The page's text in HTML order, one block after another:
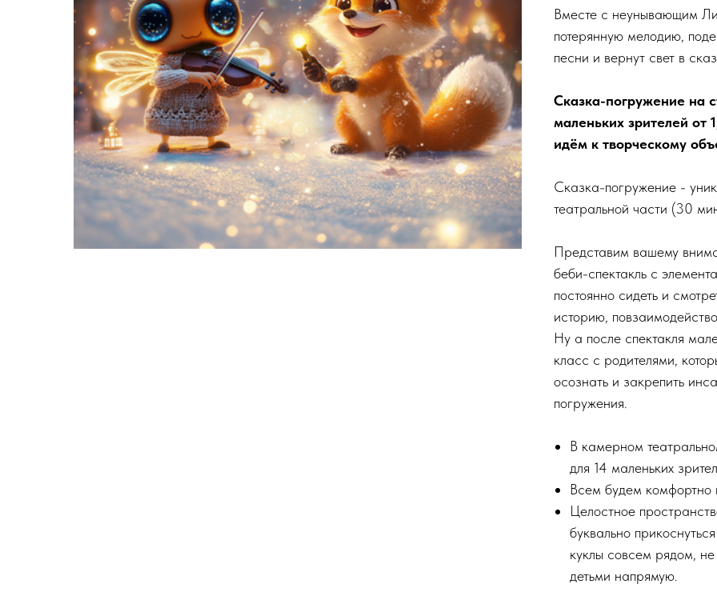
Вместе с неунывающим
потерянную мелодию,
песни и вернут свет в
Сказка-погружение на
маленьких зрителей от
идём к творческому
Сказка-погружение -
театральной части (30
Представим вашему
беби-спектакль с
постоянно сидеть и
историю,
Ну а после спектакля
класс с родителями,
осознать и закрепить
погружения.
В камерном
для 14 маленьких
Всем будем комфортно
Целостное
буквально
куклы совсем рядом,
детьми напрямую.